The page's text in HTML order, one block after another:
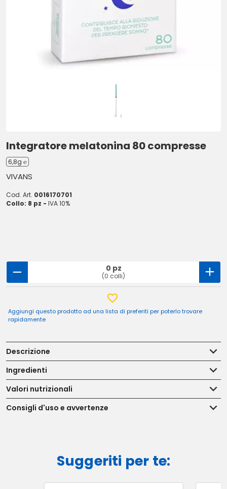
Integratore melatonina 80 compresse
6,8g ℮
VIVANS
Cod. Art. 0016170701
Collo: 8 pz - IVA 10%
0 pz
(0 colli)
Aggiungi questo prodotto ad una lista di preferiti per poterlo trovare
rapidamente
Descrizione
Ingredienti
Valori nutrizionali
Consigli d'uso e avvertenze
Suggeriti per te: